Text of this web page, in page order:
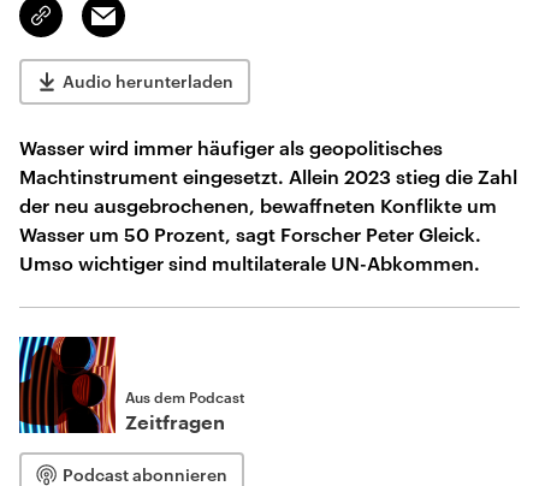
Link
kopieren/teilen
Email
Audio herunterladen
Wasser wird immer häufiger als geopolitisches
Machtinstrument eingesetzt. Allein 2023 stieg die Zahl
der neu ausgebrochenen, bewaffneten Konflikte um
Wasser um 50 Prozent, sagt Forscher Peter Gleick.
Umso wichtiger sind multilaterale UN-Abkommen.
Aus dem Podcast
Zeitfragen
Podcast abonnieren